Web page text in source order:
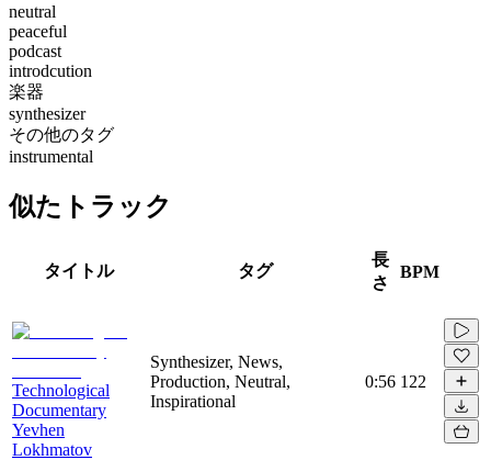
neutral
peaceful
podcast
introdcution
楽器
synthesizer
その他のタグ
instrumental
似たトラック
タイトル タグ
長
さ
BPM
Technological
Documentary
Yevhen
Lokhmatov
Synthesizer, News,
Production, Neutral,
Inspirational
0:56 122